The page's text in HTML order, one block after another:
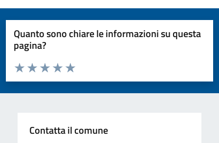
Quanto sono chiare le informazioni su questa
pagina?
Valuta da 1 a 5 stelle la pagina
Valuta 5 stelle su 5
Valuta 4 stelle su 5
Valuta 3 stelle su 5
Valuta 2 stelle su 5
Valuta 1 stelle su 5
Contatta il comune